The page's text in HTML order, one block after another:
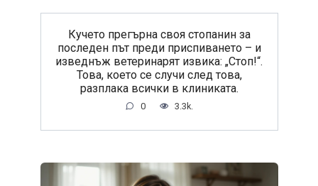
Кучето прегърна своя стопанин за
последен път преди приспиването – и
изведнъж ветеринарят извика: „Стоп!“.
Това, което се случи след това,
разплака всички в клиниката.
0 3.3k.